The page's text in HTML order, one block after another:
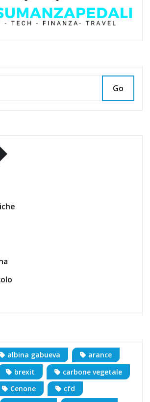
Go
albina gabueva
arance
brexit
carbone vegetale
Cenone
cfd